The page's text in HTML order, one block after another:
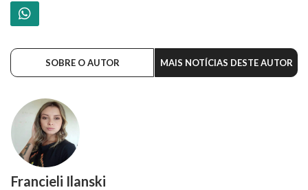
SOBRE O AUTOR MAIS NOTÍCIAS DESTE AUTOR
Francieli Ilanski